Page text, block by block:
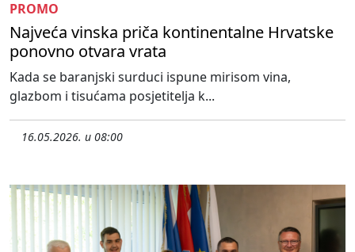
PROMO
Najveća vinska priča kontinentalne Hrvatske
ponovno otvara vrata
Kada se baranjski surduci ispune mirisom vina,
glazbom i tisućama posjetitelja k...
16.05.2026. u 08:00